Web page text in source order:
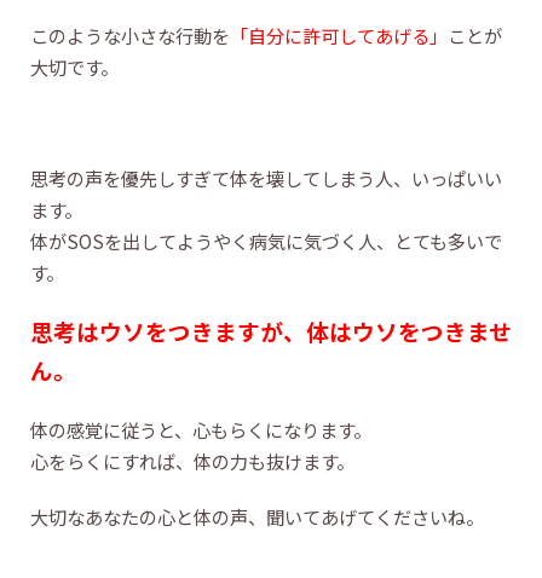
このような小さな行動を 「自分に許可してあげる」 ことが
大切です。
思考の声を優先しすぎて体を壊してしまう人、いっぱいい
ます。
体がSOSを出してようやく病気に気づく人、とても多いで
す。
思考はウソをつきますが、体はウソをつきませ
ん。
体の感覚に従うと、心もらくになります。
心をらくにすれば、体の力も抜けます。
大切なあなたの心と体の声、聞いてあげてくださいね。